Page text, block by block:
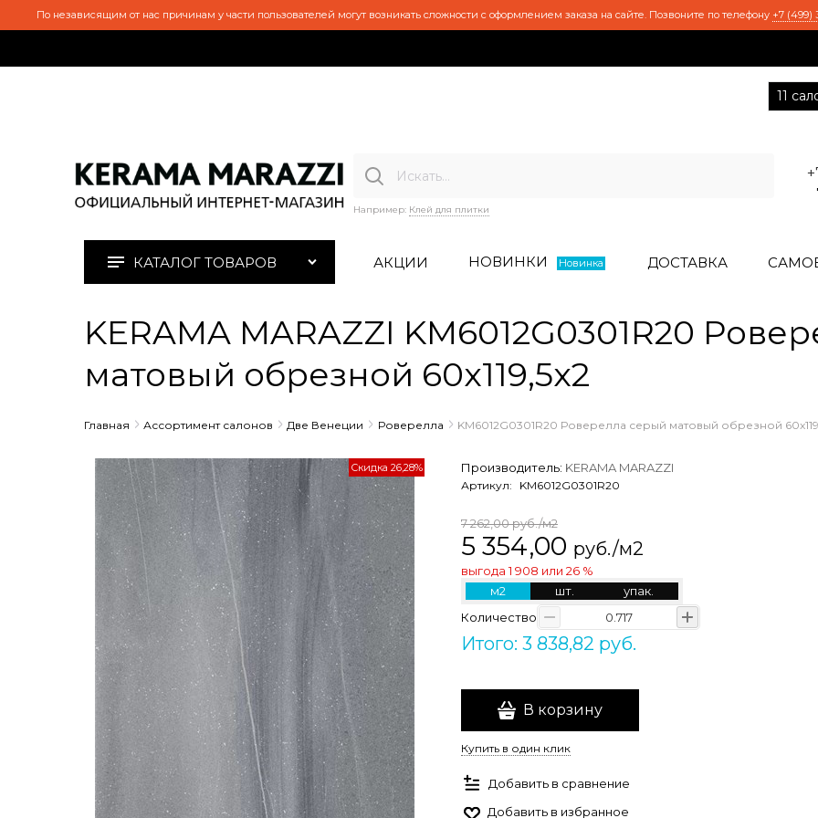
По независящим от нас причинам у части пользователей могут возникать сложности с оформлением заказа на сайте. Позвоните по телефону +7 (499)
11
Например: Клей для плитки
КАТАЛОГ ТОВАРОВ АКЦИИ НОВИНКИ Новинка ДОСТАВКА
KERAMA MARAZZI KM6012G0301R20
матовый обрезной 60x119,5x2
Главная Ассортимент салонов Две Венеции Роверелла KM6012G0301R20 Роверелла серый матовый обрезной
Скидка 26,28% Производитель: KERAMA MARAZZI
Артикул: KM6012G0301R20
7 262,00руб./м2
5 354,00 руб./м2
выгода1 908 или 26 %
м2
шт.
упак.
Количество
Итого: 3 838,82 руб.
В корзину
Купить в один клик
Добавить в сравнение
Добавить в избранное